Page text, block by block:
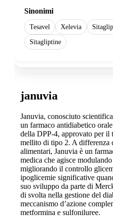
Sinonimi
Tesavel Xelevia
Sitagliptine
januvia
Januvia, conosciuto
un farmaco antidiabetico
della DPP-4, approvato per il
mellito di tipo 2. A differenza
alimentari, Januvia è un
medica che agisce
migliorando il controllo
ipoglicemie significative
suo sviluppo da parte di
di svolta nella gestione del
meccanismo d’azione
metformina e sulfoniluree.